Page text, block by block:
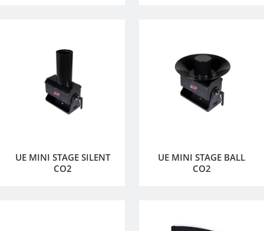
UE MINI STAGE SILENT
CO2
UE MINI STAGE BALL
CO2